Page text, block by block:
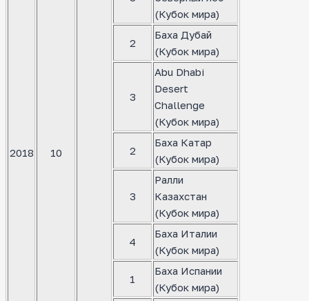
2018 10
(Кубок мира)
2
Баха Дубай
(Кубок мира)
3
Abu Dhabi
Desert
Challenge
(Кубок мира)
2
Баха Катар
(Кубок мира)
3
Ралли
Казахстан
(Кубок мира)
4
Баха Италии
(Кубок мира)
1
Баха Испании
(Кубок мира)